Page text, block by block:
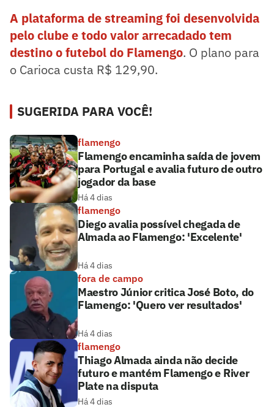
A plataforma de streaming foi desenvolvida
pelo clube e todo valor arrecadado tem
destino o futebol do Flamengo. O plano para
o Carioca custa R$ 129,90.
SUGERIDA PARA VOCÊ!
flamengo
Flamengo encaminha saída de jovem
para Portugal e avalia futuro de outro
jogador da base
Há 4 dias
flamengo
Diego avalia possível chegada de
Almada ao Flamengo: 'Excelente'
Há 4 dias
fora de campo
Maestro Júnior critica José Boto, do
Flamengo: 'Quero ver resultados'
Há 4 dias
flamengo
Thiago Almada ainda não decide
futuro e mantém Flamengo e River
Plate na disputa
Há 4 dias